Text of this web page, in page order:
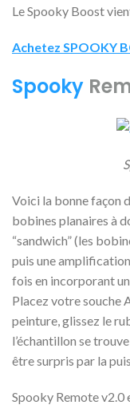
Le Spooky Boost
Achetez SPOOKY
Spooky
Voici la bonne façon
bobines planaires à
“sandwich” (les
puis une
fois en incorporant
Placez votre souche
peinture, glissez le
l’échantillon se
être surpris par la
Spooky Remote v2.0